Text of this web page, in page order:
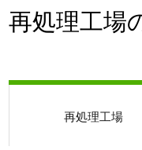
再処理工場
再処理工場